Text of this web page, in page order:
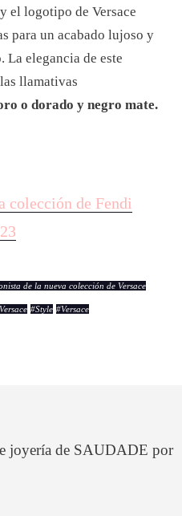
el logotipo de Versace
para un acabado lujoso y
La elegancia de este
llamativas
o dorado y negro mate.
colección de Fendi
de la nueva colección de Versace
#Style #Versace
joyería de SAUDADE por